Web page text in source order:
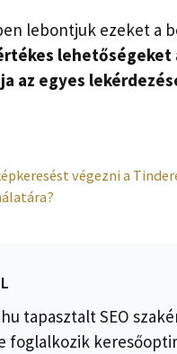
lebontjuk ezeket a
lehetőségeket
az egyes
végezni a
tapasztalt SEO
foglalkozik